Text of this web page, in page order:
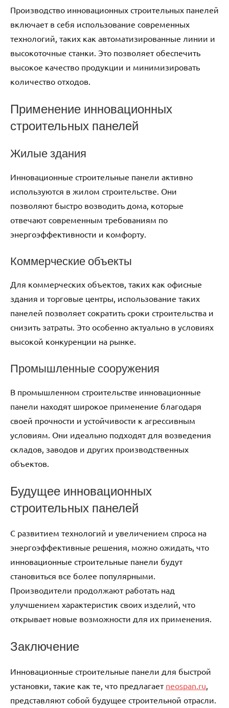
Производство инновационных строительных панелей
включает в себя использование современных
технологий, таких как автоматизированные линии и
высокоточные станки. Это позволяет обеспечить
высокое качество продукции и минимизировать
количество отходов.
Применение инновационных
строительных панелей
Жилые здания
Инновационные строительные панели активно
используются в жилом строительстве. Они
позволяют быстро возводить дома, которые
отвечают современным требованиям по
энергоэффективности и комфорту.
Коммерческие объекты
Для коммерческих объектов, таких как офисные
здания и торговые центры, использование таких
панелей позволяет сократить сроки строительства и
снизить затраты. Это особенно актуально в условиях
высокой конкуренции на рынке.
Промышленные сооружения
В промышленном строительстве инновационные
панели находят широкое применение благодаря
своей прочности и устойчивости к агрессивным
условиям. Они идеально подходят для возведения
складов, заводов и других производственных
объектов.
Будущее инновационных
строительных панелей
С развитием технологий и увеличением спроса на
энергоэффективные решения, можно ожидать, что
инновационные строительные панели будут
становиться все более популярными.
Производители продолжают работать над
улучшением характеристик своих изделий, что
открывает новые возможности для их применения.
Заключение
Инновационные строительные панели для быстрой
установки, такие как те, что предлагает neospan.ru
представляют собой будущее строительной отрасли.